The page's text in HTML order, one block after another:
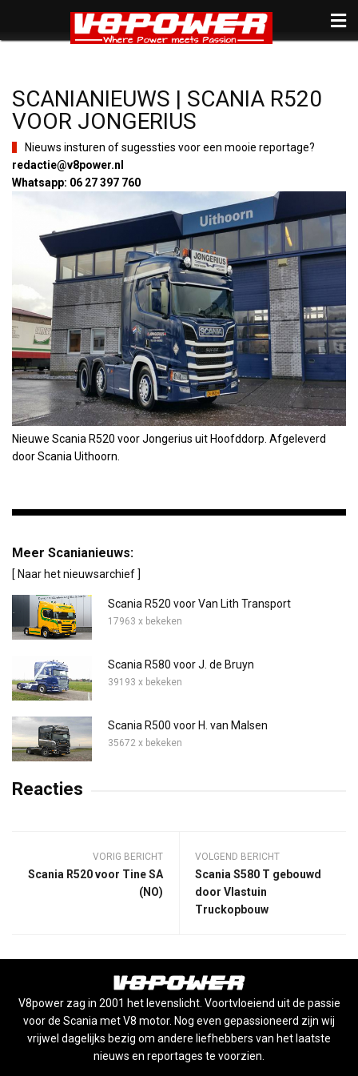
SCANIANIEUWS | SCANIA R520
VOOR JONGERIUS
Nieuws insturen of sugessties voor een mooie reportage?
redactie@v8power.nl
Whatsapp: 06 27 397 760
Nieuwe Scania R520 voor Jongerius uit Hoofddorp. Afgeleverd
door Scania Uithoorn.
Meer Scanianieuws:
[ Naar het nieuwsarchief ]
Scania R520 voor Van Lith Transport
17963 x bekeken
Scania R580 voor J. de Bruyn
39193 x bekeken
Scania R500 voor H. van Malsen
35672 x bekeken
Reacties
VORIG BERICHT
Scania R520 voor Tine SA
(NO)
VOLGEND BERICHT
Scania S580 T gebouwd
door Vlastuin
Truckopbouw
V8power zag in 2001 het levenslicht. Voortvloeiend uit de passie
voor de Scania met V8 motor. Nog even gepassioneerd zijn wij
vrijwel dagelijks bezig om andere liefhebbers van het laatste
nieuws en reportages te voorzien.